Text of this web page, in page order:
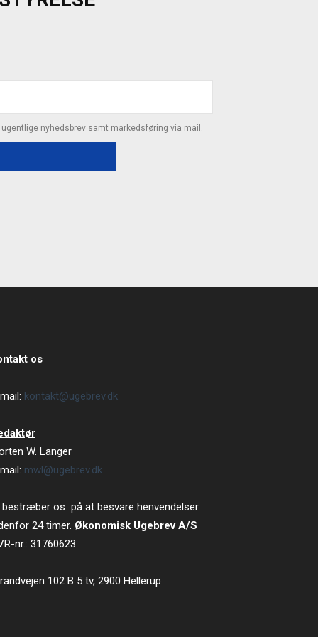
nyhedsbrev samt markedsføring via mail.
os
kontakt@ugebrev.dk
W. Langer
mwl@ugebrev.dk
bestræber os på at besvare henvendelser
24 timer. Økonomisk Ugebrev A/S
nr.: 31760623
102 B 5 tv, 2900 Hellerup